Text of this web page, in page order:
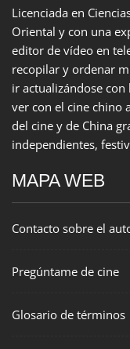
Licenciada en
Oriental y con una
editor de vídeo en
recopilar y ordenar
ir actualizándose
ver con el cine chino
del cine y de China
independientes,
MAPA WEB
Contacto sobre el
Pregúntame de cine
Glosario de términos